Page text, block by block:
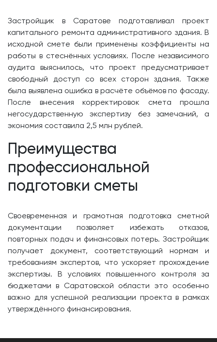
Застройщик в Саратове подготавливал проект
капитального ремонта административного здания. В
исходной смете были применены коэффициенты на
работы в стеснённых условиях. После независимого
аудита выяснилось, что проект предусматривает
свободный доступ со всех сторон здания. Также
была выявлена ошибка в расчёте объёмов по фасаду.
После внесения корректировок смета прошла
негосударственную экспертизу без замечаний, а
экономия составила 2,5 млн рублей.
Преимущества
профессиональной
подготовки сметы
Своевременная и грамотная подготовка сметной
документации позволяет избежать отказов,
повторных подач и финансовых потерь. Застройщик
получает документ, соответствующий нормам и
требованиям экспертов, что ускоряет прохождение
экспертизы. В условиях повышенного контроля за
бюджетами в Саратовской области это особенно
важно для успешной реализации проекта в рамках
утверждённого финансирования.